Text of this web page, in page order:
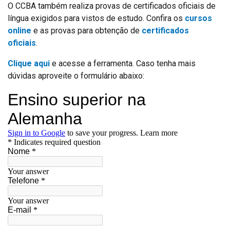
O CCBA também realiza provas de certificados oficiais de
língua exigidos para vistos de estudo. Confira os cursos
online e as provas para obtenção de certificados
oficiais.
Clique aqui e acesse a ferramenta. Caso tenha mais
dúvidas aproveite o formulário abaixo: